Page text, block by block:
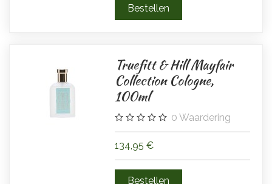
Truefitt & Hill Mayfair
Collection Cologne,
100ml
0 Waardering
134,95 €